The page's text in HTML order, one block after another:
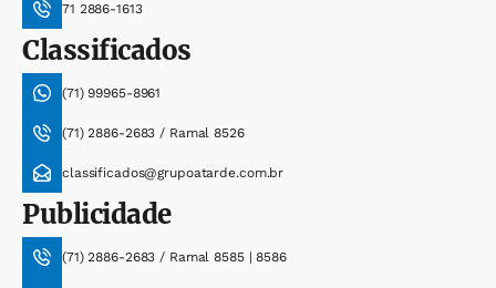
71 2886-1613
Classificados
(71) 99965-8961
(71) 2886-2683 / Ramal 8526
classificados@grupoatarde.com.br
Publicidade
(71) 2886-2683 / Ramal 8585 | 8586